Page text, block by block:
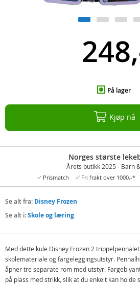
På lager
Kjøp nå
Norges største
Årets butikk 2025 - Barn
Prismatch Fri frakt over 1000,-*
Se alt fra: Disney Frozen
Se alt i:Skole og læring
Med dette kule Disney Frozen 2
skolemateriale og fargeleggingsutstyr.
åpner tre separate rom med utstyr.
på plass med strikk, slik at du enkelt kan holde